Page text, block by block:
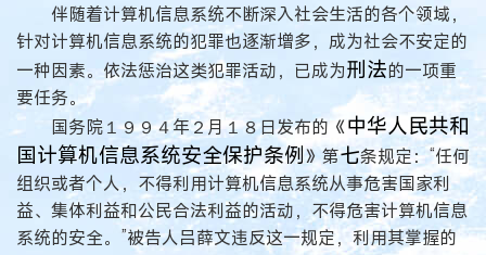
伴随着计算机信息系统不断深入社会生活的各个领域，
针对计算机信息系统的犯罪也逐渐增多，成为社会不安定的
一种因素。依法惩治这类犯罪活动，已成为刑法的一项重
要任务。
国务院１９９４年２月１８日发布的《中华人民共和
国计算机信息系统安全保护条例》第七条规定：“任何
组织或者个人，不得利用计算机信息系统从事危害国家利
益、集体利益和公民合法利益的活动，不得危害计算机信息
系统的安全。”被告人吕薛文违反这一规定，利用其掌握的